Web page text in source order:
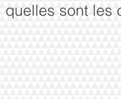
sont les